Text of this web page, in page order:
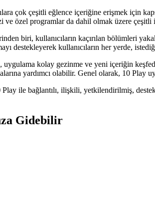
çok çeşitli eğlence içeriğine erişmek için
ve özel programlar da dahil olmak üzere
biri, kullanıcıların kaçırılan bölümleri
destekleyerek kullanıcıların her yerde,
uygulama kolay gezinme ve yeni içeriğin
yardımcı olabilir. Genel olarak, 10 Play
Play ile bağlantılı, ilişkili, yetkilendirilmiş,
Gidebilir